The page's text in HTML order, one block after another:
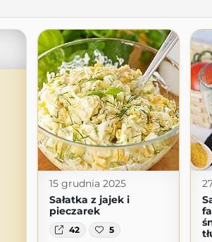
15 grudnia 2025
Sałatka z jajek i
pieczarek
42 5